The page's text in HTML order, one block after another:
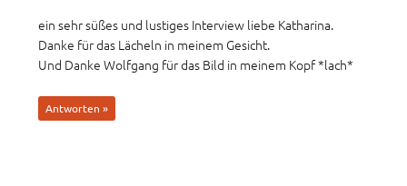
ein sehr süßes und lustiges Interview liebe Katharina.
Danke für das Lächeln in meinem Gesicht.
Und Danke Wolfgang für das Bild in meinem Kopf *lach*
Antworten »